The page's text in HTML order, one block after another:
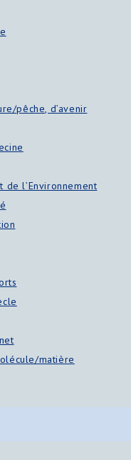
pêche, d’avenir
de l’Environnement
matière